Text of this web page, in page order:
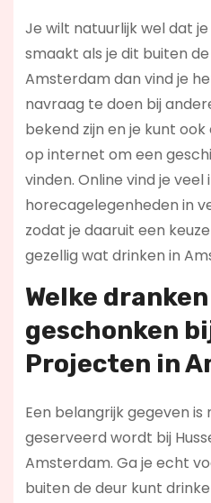
Je wilt natuurlijk wel dat
smaakt als je dit buiten
Amsterdam dan vind je
navraag te doen bij
bekend zijn en je kunt
op internet om een
vinden. Online vind je
horecagelegenheden in
zodat je daaruit een
gezellig wat drinken in
Welke
geschonken
Projecten in
Een belangrijk gegeven
geserveerd wordt bij
Amsterdam. Ga je echt
buiten de deur kunt